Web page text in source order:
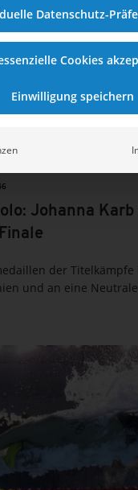
Johanna
der Titelkämpfe
und an eine
Datenschutz-
Cookies
Einwilligung speichern